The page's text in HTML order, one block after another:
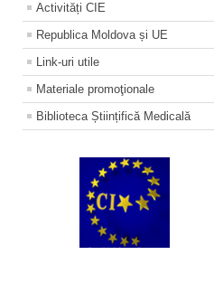
Activități CIE
Republica Moldova și UE
Link-uri utile
Materiale promoţionale
Biblioteca Științifică Medicală